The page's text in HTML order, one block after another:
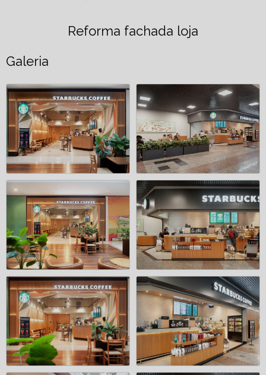
Reforma fachada loja
Galeria